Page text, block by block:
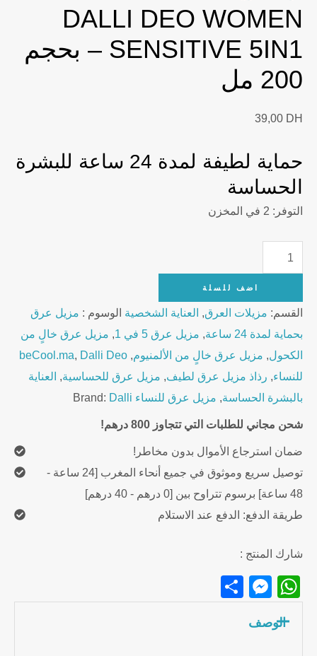
DALLI DEO WOMEN
SENSITIVE 5IN1 – بحجم
200 مل
39,00 DH
حماية لطيفة لمدة 24 ساعة للبشرة
الحساسة
التوفر: 2 في المخزن
Dalli
Deo
Sensitive
5in1
200ml
quantity
اضف للسلة
القسم: مزيلات العرق, العناية الشخصية الوسوم : مزيل عرق
بحماية لمدة 24 ساعة
, مزيل عرق 5 في 1 , مزيل عرق خالٍ من
الكحول, مزيل عرق خالٍ من الألمنيوم,
beCool.ma, Dalli Deo
للنساء, رذاذ مزيل عرق لطيف, مزيل عرق للحساسية, العناية
بالبشرة الحساسة, مزيل عرق للنساء Brand: Dalli
شحن مجاني للطلبات التي تتجاوز 800 درهم!
ضمان استرجاع الأموال بدون مخاطر!
توصيل سريع وموثوق في جميع أنحاء المغرب [24 ساعة -
48 ساعة] برسوم تتراوح بين [0 درهم - 40 درهم]
طريقة الدفع: الدفع عند الاستلام
شارك المنتج :
WhatsApp
Messenger
الوصف